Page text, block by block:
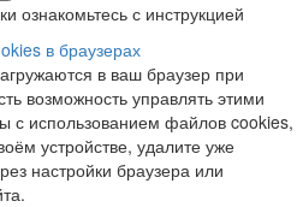
ознакомьтесь с инструкцией
в браузерах
в ваш браузер при
возможность управлять этими
с использованием файлов cookies,
устройстве, удалите уже
настройки браузера или